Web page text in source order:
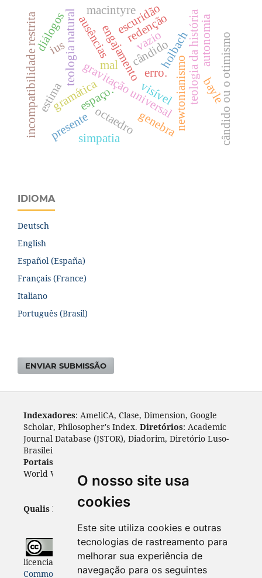
O nosso site usa
cookies
Este site utiliza cookies e outras
tecnologias de rastreamento para
melhorar sua experiência de
navegação para os seguintes
mal
teologia natural
gravitação universal
espaço.
vazio
newtonianismo
cândido
engajamento erro.
redenção teologia da históriabaylecândido ou o otimismo
genebra
diálogos
gramática
incompatibilidade restrita octaedro
visível
ausênciasescuridão
presente
holbach
macintyre
ius
estima
simpatia
autonomia
IDIOMA
Deutsch
English
Español (España)
Français (France)
Italiano
Português (Brasil)
ENVIAR SUBMISSÃO
Indexadores: AmeliCA, Clase, Dimension, Google
Scholar, Philosopher's Index. Diretórios: Academic
Journal Database (JSTOR), Diadorim, Diretório Luso-
Brasileiro, DOAJ, Journal 4 free, ROAD, Socol@ar.
Portais
World Wide Science.
: Cite Factor, OAJI.
Qualis Periódicos - Capes: A1
Todo o conteúdo desta revista está
licenciado sob aLicençaInternacional Creative
Commons 4.0 (CC BY 4.0)